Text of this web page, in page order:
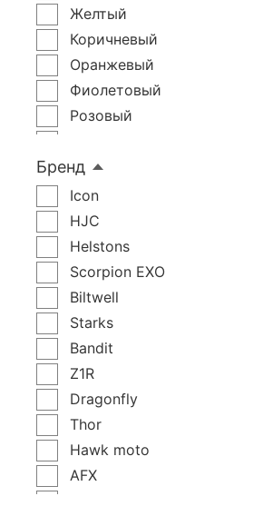
XXS
M-S
YS
Желтый
Коричневый
Оранжевый
Фиолетовый
Розовый
Камуфляж
Хаки
Бежевый
Микс
Черный, Матовый
Белый, Матовый
Серый, Матовый
Черный, Серый
Черный, Белый
Черный, Красный
Черный, Синий
Черный, Зеленый
Черный, Желтый
Бренд
Icon
HJC
Helstons
Scorpion EXO
Biltwell
Starks
Bandit
Z1R
Dragonfly
Thor
Hawk moto
AFX